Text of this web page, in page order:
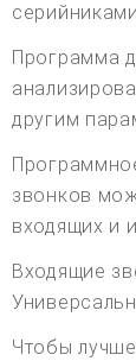
Программа
другим
звонков
входящих и
Входящие
Чтобы